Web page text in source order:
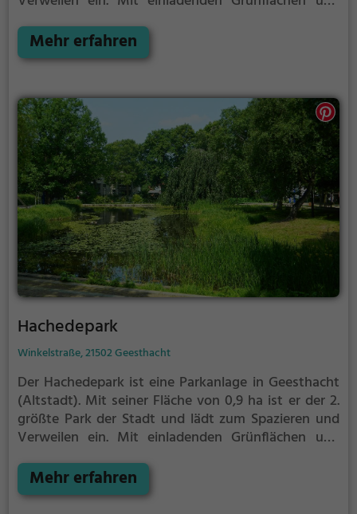
zahlreiche Möglichkeiten zur Entspannung.
Mehr erfahren
Hachedepark
Winkelstraße, 21502 Geesthacht
Der Hachedepark ist eine Parkanlage in Geesthacht
(Altstadt). Mit seiner Fläche von 0,9 ha ist er der 2.
größte Park der Stadt und lädt zum Spazieren und
Verweilen ein. Mit einladenden Grünflächen und
Möglichkeiten zur Entspannung.
Mehr erfahren